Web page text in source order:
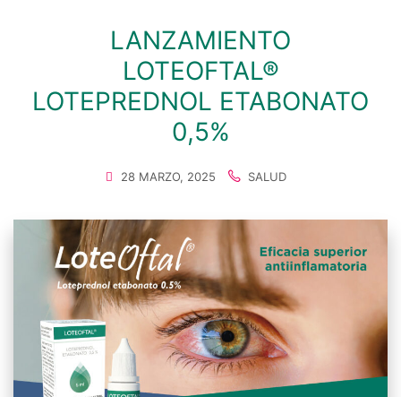
LANZAMIENTO
LOTEOFTAL®
LOTEPREDNOL ETABONATO
0,5%
28 MARZO, 2025 SALUD